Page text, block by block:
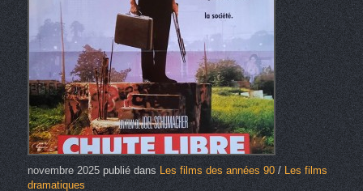
novembre 2025publié dans Les films des années 90/ Les films
dramatiques